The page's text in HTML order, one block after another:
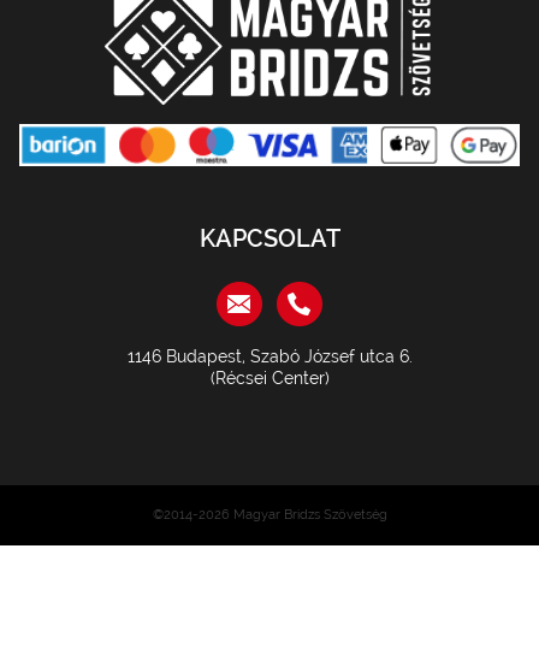
KAPCSOLAT
1146 Budapest, Szabó József utca 6.
(Récsei Center)
©2014-2026 Magyar Bridzs Szövetség